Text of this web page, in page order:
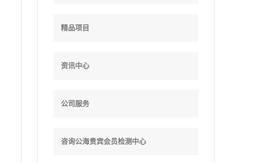
精品项目
资讯中心
公司服务
咨询公海贵宾会员检测中心